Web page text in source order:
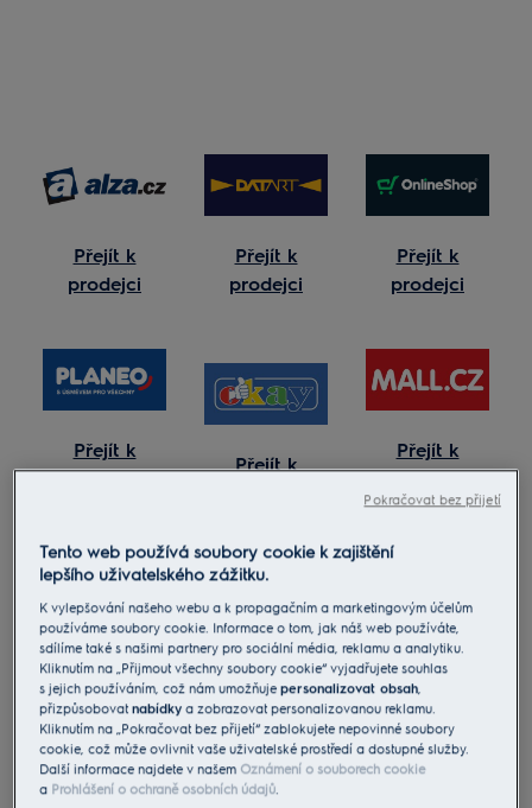
Přejít k
prodejci
Přejít k
prodejci
Přejít k
prodejci
Přejít k
prodejci
Přejít k
Přejít k
prodejci
Přejít k
prodejci
Přejít k
prodejci
Přejít k
prodejci
Tento web používá soubory cookie k zajištění
lepšího uživatelského zážitku.
K vylepšování našeho webu a k propagačním a marketingovým účelům
používáme soubory cookie. Informace o tom, jak náš web používáte,
sdílíme také s našimi partnery pro sociální média, reklamu a analytiku.
Kliknutím na „Přijmout všechny soubory cookie“ vyjadřujete souhlas
s jejich používáním, což nám umožňujepersonalizovat obsah,
přizpůsobovatnabídky a zobrazovat personalizovanou reklamu.
Kliknutím na „Pokračovat bez přijetí“ zablokujete nepovinné soubory
cookie, což může ovlivnit vaše uživatelské prostředí a dostupné služby.
Další informace najdete v našem Oznámení o souborech cookie
a Prohlášení o ochraně osobních údajů.
Pokračovat bez přijetí